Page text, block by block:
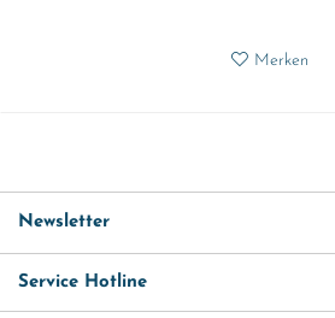
Merken
Newsletter
Service Hotline